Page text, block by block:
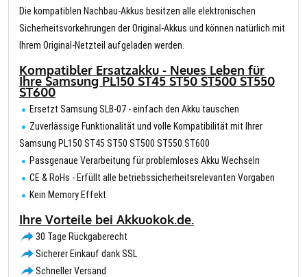
Die kompatiblen Nachbau-Akkus besitzen alle elektronischen
Sicherheitsvorkehrungen der Original-Akkus und können natürlich mit
Ihrem Original-Netzteil aufgeladen werden.
Kompatibler Ersatzakku - Neues Leben für
Ihre Samsung PL150 ST45 ST50 ST500 ST550
ST600
Ersetzt Samsung SLB-07 - einfach den Akku tauschen
Zuverlässige Funktionalität und volle Kompatibilität mit Ihrer
Samsung PL150 ST45 ST50 ST500 ST550 ST600
Passgenaue Verarbeitung für problemloses Akku Wechseln
CE & RoHs - Erfüllt alle betriebssicherheitsrelevanten Vorgaben
Kein Memory Effekt
Ihre Vorteile bei Akkuokok.de.
30 Tage Rückgaberecht
Sicherer Einkauf dank SSL
Schneller Versand